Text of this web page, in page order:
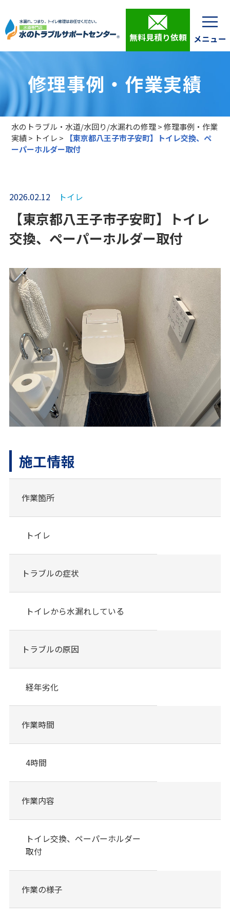
無料見積り依頼
修理事例・作業実績
水のトラブル・水道/水回り/水漏れの修理>修理事例・作業
実績> トイレ >
【東京都八王子市子安町】トイレ交換、ペ
ーパーホルダー取付
2026.02.12 トイレ
【東京都八王子市子安町】トイレ
交換、ペーパーホルダー取付
施工情報
作業箇所
トイレ
トラブルの症状
トイレから水漏れしている
トラブルの原因
経年劣化
作業時間
4時間
作業内容
トイレ交換、ペーパーホルダー
取付
作業の様子